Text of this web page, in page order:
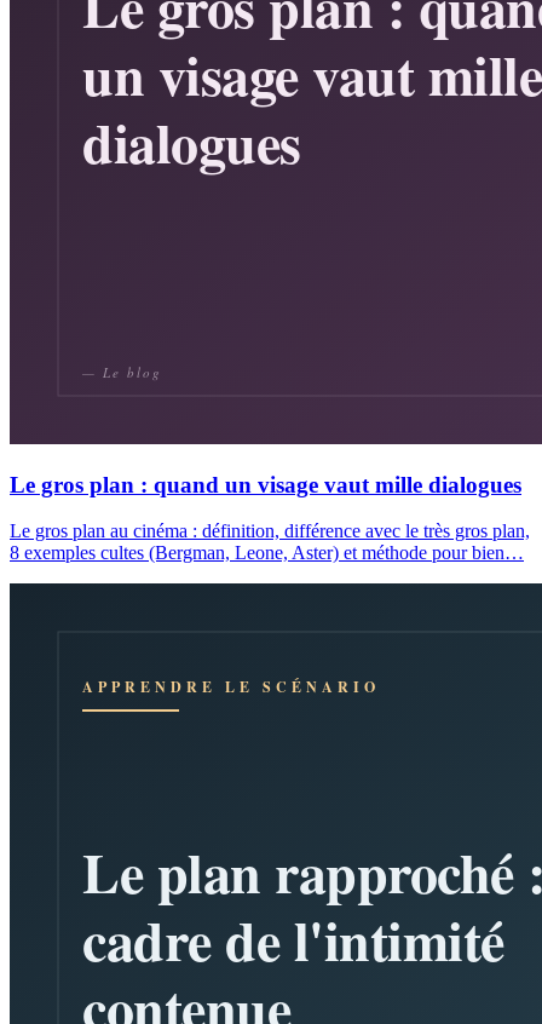
Le gros plan : quand un visage vaut mille dialogues
Le gros plan au cinéma : définition, différence avec le très gros plan,
8 exemples cultes (Bergman, Leone, Aster) et méthode pour bien…